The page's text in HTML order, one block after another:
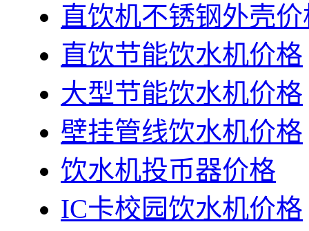
直饮机不锈钢外壳价
直饮节能饮水机价格
大型节能饮水机价格
壁挂管线饮水机价格
饮水机投币器价格
IC卡校园饮水机价格